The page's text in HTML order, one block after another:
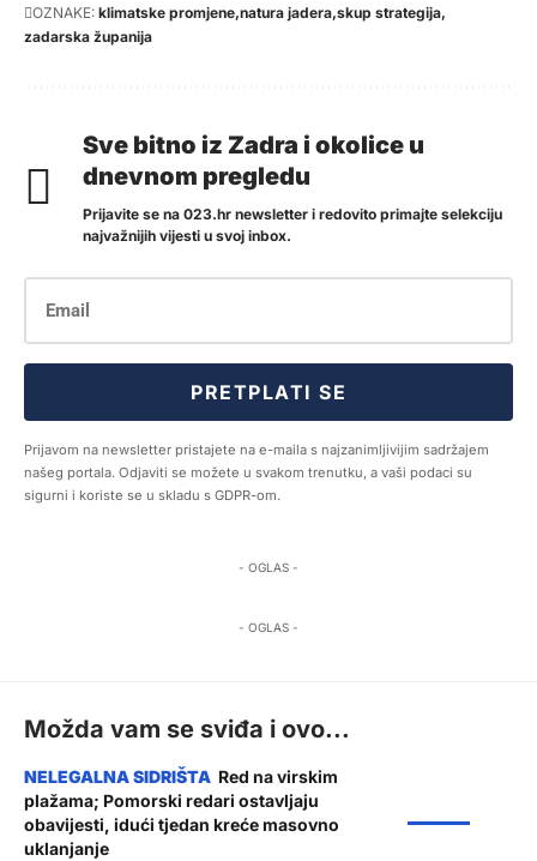
OZNAKE: klimatske promjene natura jadera skup strategija
zadarska županija
Sve bitno iz Zadra i okolice u
dnevnom pregledu
Prijavite se na 023.hr newsletter i redovito primajte selekciju
najvažnijih vijesti u svoj inbox.
PRETPLATI SE
Prijavom na newsletter pristajete na e-maila s najzanimljivijim sadržajem
našeg portala. Odjaviti se možete u svakom trenutku, a vaši podaci su
sigurni i koriste se u skladu s GDPR-om.
- OGLAS -
- OGLAS -
Možda vam se sviđa i ovo...
Red na virskim
plažama; Pomorski redari ostavljaju
obavijesti, idući tjedan kreće masovno
uklanjanje